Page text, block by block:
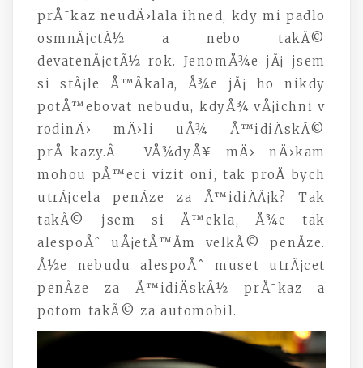
prÅ¯kaz neudÄ›lala ihned, kdy mi padlo
osmnÃ¡ctÃ½ a nebo takÃ©
devatenÃ¡ctÃ½ rok. JenomÅ¾e jÃ¡ jsem
si stÃ¡le Å™Ã­kala, Å¾e jÃ¡ ho nikdy
potÅ™ebovat nebudu, kdyÅ¾ vÅ¡ichni v
rodinÄ› mÄ›li uÅ¾ Å™idiÄskÃ©
prÅ¯kazy.Â VÅ¾dyÅ¥ mÄ› nÄ›kam
mohou pÅ™eci vizit oni, tak proÄ bych
utrÃ¡cela penÃ­ze za Å™idiÄÃ¡k? Tak
takÃ© jsem si Å™ekla, Å¾e tak
alespoÅˆ uÅ¡etÅ™Ã­m velkÃ© penÃ­ze.
Å½e nebudu alespoÅˆ muset utrÃ¡cet
penÃ­ze za Å™idiÄskÃ½ prÅ¯kaz a
potom takÃ© za automobil.